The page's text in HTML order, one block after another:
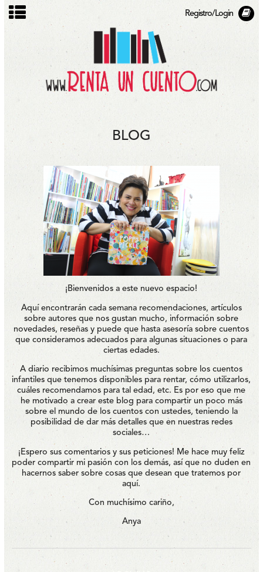
Registro/Login
BLOG
¡Bienvenidos a este nuevo espacio!
Aquí encontrarán cada semana recomendaciones, artículos
sobre autores que nos gustan mucho, información sobre
novedades, reseñas y puede que hasta asesoría sobre cuentos
que consideramos adecuados para algunas situaciones o para
ciertas edades.
A diario recibimos muchísimas preguntas sobre los cuentos
infantiles que tenemos disponibles para rentar, cómo utilizarlos,
cuáles recomendamos para tal edad, etc. Es por eso que me
he motivado a crear este blog para compartir un poco más
sobre el mundo de los cuentos con ustedes, teniendo la
posibilidad de dar más detalles que en nuestras redes
sociales…
¡Espero sus comentarios y sus peticiones! Me hace muy feliz
poder compartir mi pasión con los demás, así que no duden en
hacernos saber sobre cosas que desean que tratemos por
aquí.
Con muchísimo cariño,
Anya